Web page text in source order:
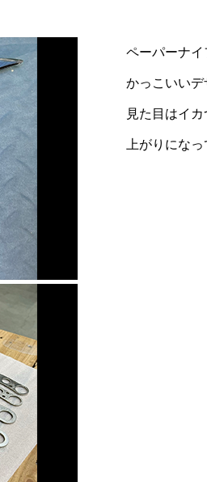
ペーパーナイ
かっこいいデ
見た目はイ
上がりになっ